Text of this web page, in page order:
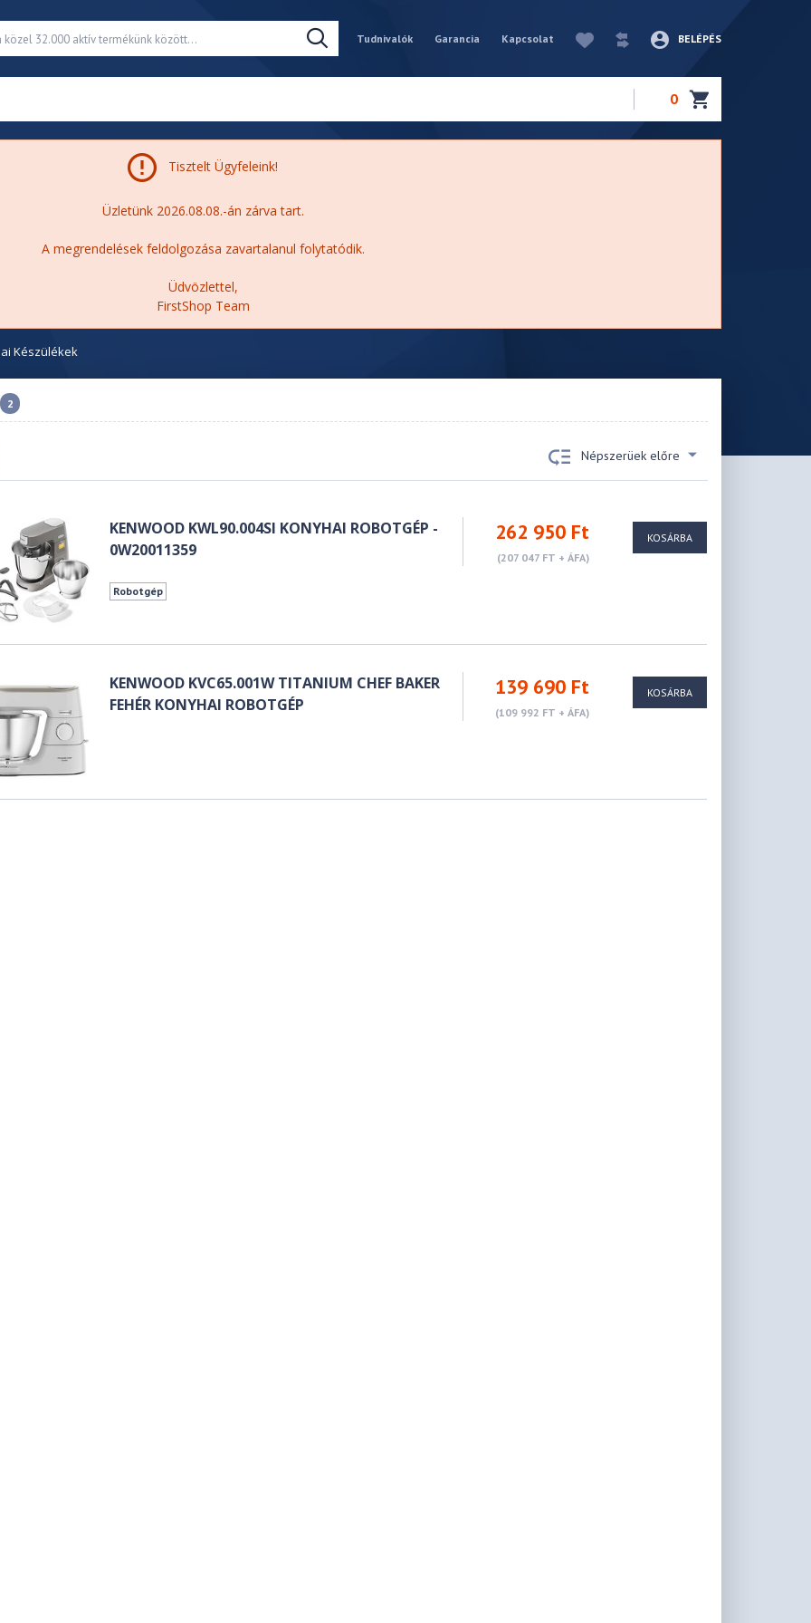
Tudnivalók Garancia Kapcsolat BELÉPÉS
0
Tisztelt Ügyfeleink!
Üzletünk 2026.08.08.-án zárva tart.
A megrendelések feldolgozása zavartalanul folytatódik.
Üdvözlettel,
FirstShop Team
Készülékek
2
Népszerüek előre
KENWOOD KWL90.004SI KONYHAI ROBOTGÉP -
0W20011359
262 950 Ft
(207 047 FT + ÁFA)
Robotgép
KOSÁRBA
KENWOOD KVC65.001W TITANIUM CHEF BAKER
FEHÉR KONYHAI ROBOTGÉP
139 690 Ft
(109 992 FT + ÁFA)
KOSÁRBA